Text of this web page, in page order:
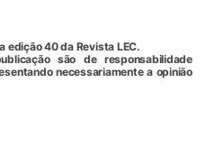
edição 40 da Revista LEC.
são de responsabilidade
necessariamente a opinião